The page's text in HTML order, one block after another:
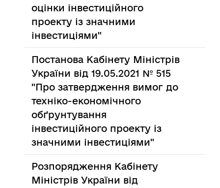
оцінки інвестиційного
проекту із значними
інвестиціями"
Постанова Кабінету Міністрів
України від 19.05.2021 № 515
"Про затвердження вимог до
техніко-економічного
обґрунтування
інвестиційного проекту із
значними інвестиціями"
Розпорядження Кабінету
Міністрів України від